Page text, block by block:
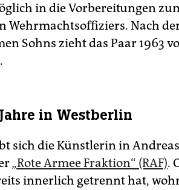
in die Vorbereitungen
Wehrmachtsoffiziers. Nach
Sohns zieht das Paar 1963
in Westberlin
sich die Künstlerin in
„Rote Armee Fraktion“ (RAF).
innerlich getrennt hat,